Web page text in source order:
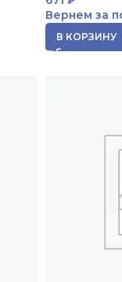
Вернем за
В КОРЗИНУ